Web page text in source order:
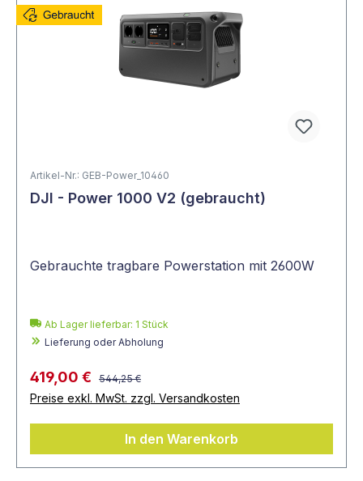
Artikel-Nr.: GEB-Power_10460
DJI - Power 1000 V2 (gebraucht)
Gebrauchte tragbare Powerstation mit 2600W
Ab Lager lieferbar: 1 Stück
Lieferung oder Abholung
419,00 € 544,25 €
Preise exkl. MwSt. zzgl. Versandkosten
In den Warenkorb